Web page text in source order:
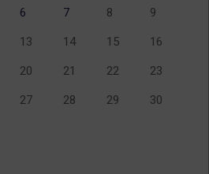
6 7 8 9
13 14 15 16
20 21 22 23
27 28 29 30